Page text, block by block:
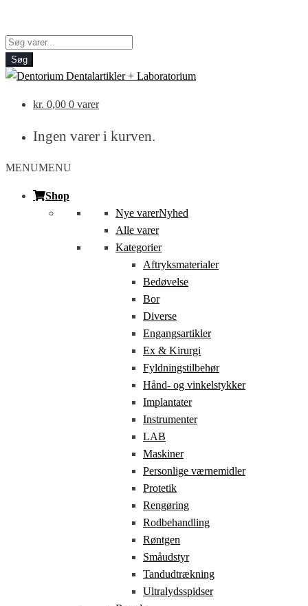
Products
search
Søg
kr. 0,00 0 varer
Ingen varer i kurven.
MENUMENU
Shop
Nye varerNyhed
Alle varer
Kategorier
Aftryksmaterialer
Bedøvelse
Bor
Diverse
Engangsartikler
Ex & Kirurgi
Fyldningstilbehør
Hånd- og vinkelstykker
Implantater
Instrumenter
LAB
Maskiner
Personlige værnemidler
Protetik
Rengøring
Rodbehandling
Røntgen
Småudstyr
Tandudtrækning
Ultralydsspidser